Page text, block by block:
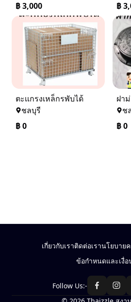
฿3,000
฿
ตะเเกรงเหล็กรพับได้
ชลบุรี
฿0
ฝา
ช
฿0
เกี่ยวกับเราติดต่อเรานโยบาย
ข้อกำหนดและเงื่อ
Follow Us:-